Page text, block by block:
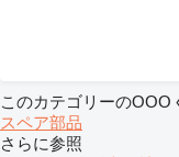
このカテゴリーのOOO
スペア部品
さらに参照